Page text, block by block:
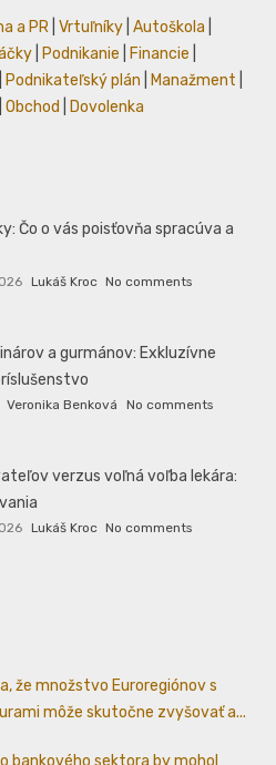
a PR Vrtuľníky Autoškola
Podnikanie Financie
Podnikateľský plán Manažment
Obchod Dovolenka
Čo o vás poisťovňa spracúva a
Lukáš Kroc No comments
a gurmánov: Exkluzívne
Veronika Benková No comments
verzus voľná voľba lekára:
Lukáš Kroc No comments
že množstvo Euroregiónov s
môže skutočne zvyšovať a...
bankového sektora by mohol